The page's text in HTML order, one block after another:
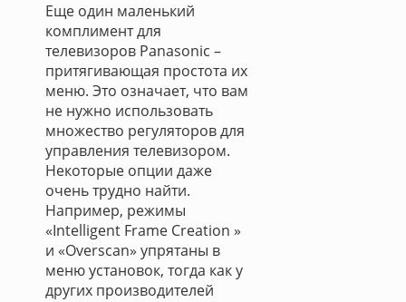
Еще один маленький
комплимент для
телевизоров Panasonic –
притягивающая простота их
меню. Это означает, что вам
не нужно использовать
множество регуляторов для
управления телевизором.
Некоторые опции даже
очень трудно найти.
Например, режимы
«Intelligent Frame Creation »
и «Overscan» упрятаны в
меню установок, тогда как у
других производителей